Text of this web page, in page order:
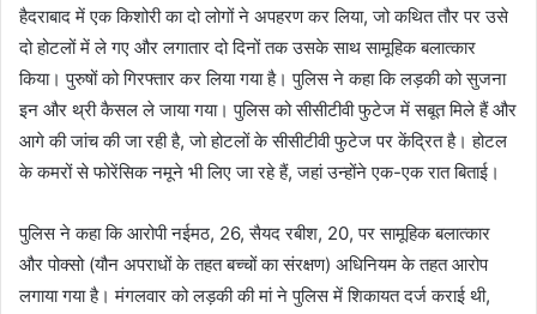
हैदराबाद में एक किशोरी का दो लोगों ने अपहरण कर लिया, जो कथित तौर पर उसे
दो होटलों में ले गए और लगातार दो दिनों तक उसके साथ सामूहिक बलात्कार
किया। पुरुषों को गिरफ्तार कर लिया गया है। पुलिस ने कहा कि लड़की को सुजना
इन और थ्री कैसल ले जाया गया। पुलिस को सीसीटीवी फुटेज में सबूत मिले हैं और
आगे की जांच की जा रही है, जो होटलों के सीसीटीवी फुटेज पर केंद्रित है। होटल
के कमरों से फोरेंसिक नमूने भी लिए जा रहे हैं, जहां उन्होंने एक-एक रात बिताई।
पुलिस ने कहा कि आरोपी नईमठ, 26, सैयद रबीश, 20, पर सामूहिक बलात्कार
और पोक्सो (यौन अपराधों के तहत बच्चों का संरक्षण) अधिनियम के तहत आरोप
लगाया गया है। मंगलवार को लड़की की मां ने पुलिस में शिकायत दर्ज कराई थी,